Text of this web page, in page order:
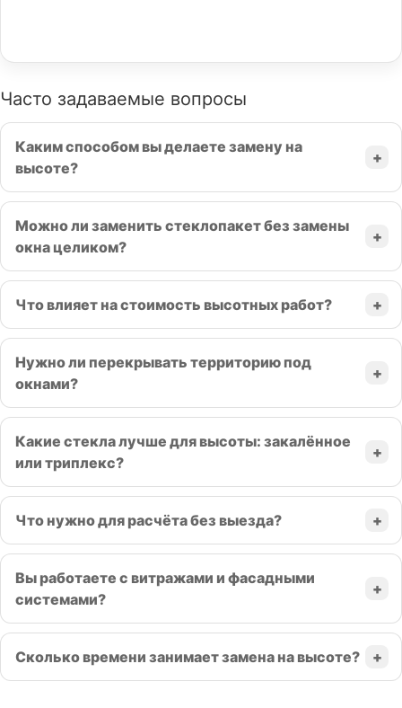
Часто задаваемые вопросы
Каким способом вы делаете замену на
высоте?
Можно ли заменить стеклопакет без замены
окна целиком?
Что влияет на стоимость высотных работ?
Нужно ли перекрывать территорию под
окнами?
Какие стекла лучше для высоты: закалённое
или триплекс?
Что нужно для расчёта без выезда?
Вы работаете с витражами и фасадными
системами?
Сколько времени занимает замена на высоте?